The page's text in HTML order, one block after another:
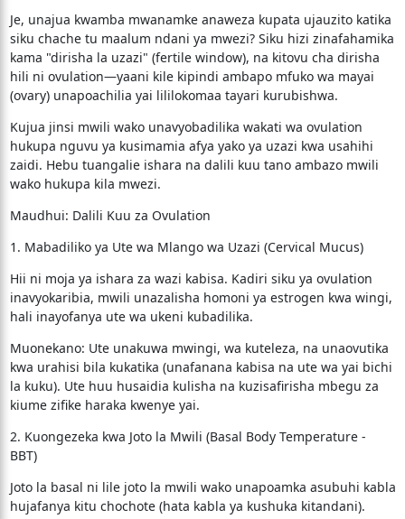
​Je, unajua kwamba mwanamke anaweza kupata ujauzito katika
siku chache tu maalum ndani ya mwezi? Siku hizi zinafahamika
kama "dirisha la uzazi" (fertile window), na kitovu cha dirisha
hili ni ovulation—yaani kile kipindi ambapo mfuko wa mayai
(ovary) unapoachilia yai lililokomaa tayari kurubishwa.
​Kujua jinsi mwili wako unavyobadilika wakati wa ovulation
hukupa nguvu ya kusimamia afya yako ya uzazi kwa usahihi
zaidi. Hebu tuangalie ishara na dalili kuu tano ambazo mwili
wako hukupa kila mwezi.
​Maudhui: Dalili Kuu za Ovulation
​1. Mabadiliko ya Ute wa Mlango wa Uzazi (Cervical Mucus)
​Hii ni moja ya ishara za wazi kabisa. Kadiri siku ya ovulation
inavyokaribia, mwili unazalisha homoni ya estrogen kwa wingi,
hali inayofanya ute wa ukeni kubadilika.
​Muonekano: Ute unakuwa mwingi, wa kuteleza, na unaovutika
kwa urahisi bila kukatika (unafanana kabisa na ute wa yai bichi
la kuku). Ute huu husaidia kulisha na kuzisafirisha mbegu za
kiume zifike haraka kwenye yai.
​2. Kuongezeka kwa Joto la Mwili (Basal Body Temperature -
BBT)
​Joto la basal ni lile joto la mwili wako unapoamka asubuhi kabla
hujafanya kitu chochote (hata kabla ya kushuka kitandani).